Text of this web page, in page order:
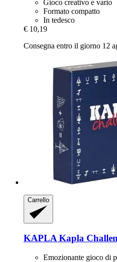
Gioco creativo e vario
Formato compatto
In tedesco
€ 10,19
Consegna entro il giorno 12
Carrello
KAPLA Kapla
Emozionante gioco di